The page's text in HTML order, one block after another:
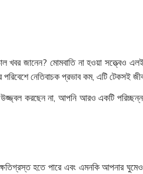
জানেন? মোমবাতি না হওয়া সত্ত্বেও
নেতিবাচক প্রভাব কম, এটি টেকসই
করছেন না, আপনি আরও একটি
হতে পারে এবং এমনকি আপনার